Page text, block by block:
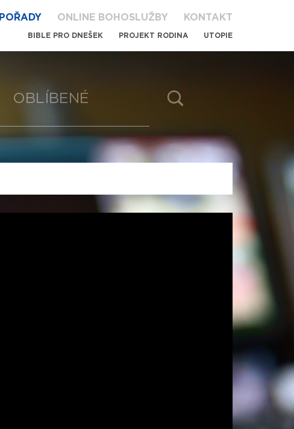
POŘADY ONLINE BOHOSLUŽBY KONTAKT
BIBLE PRO DNEŠEK PROJEKT RODINA UTOPIE
OBLÍBENÉ